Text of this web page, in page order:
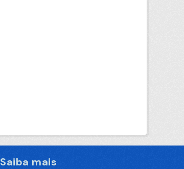
Saiba mais